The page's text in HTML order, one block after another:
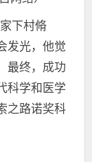
下村脩
发光，他觉
最终，成功
科学和医学
之路诺奖科